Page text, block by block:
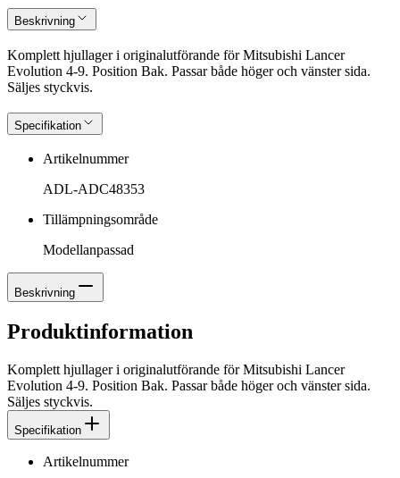
Beskrivning
Komplett hjullager i originalutförande för Mitsubishi Lancer
Evolution 4-9. Position Bak. Passar både höger och vänster sida.
Säljes styckvis.
Specifikation
Artikelnummer
ADL-ADC48353
Tillämpningsområde
Modellanpassad
Beskrivning
Produktinformation
Komplett hjullager i originalutförande för Mitsubishi Lancer
Evolution 4-9. Position Bak. Passar både höger och vänster sida.
Säljes styckvis.
Specifikation
Artikelnummer